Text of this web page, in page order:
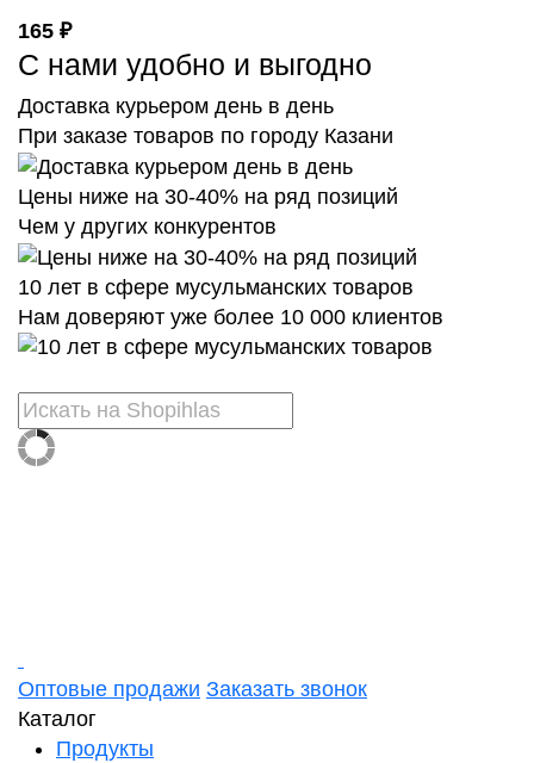
165 ₽
С нами удобно и выгодно
Доставка курьером день в день
При заказе товаров по городу Казани
Цены ниже на 30-40% на ряд позиций
Чем у других конкурентов
10 лет в сфере мусульманских товаров
Нам доверяют уже более 10 000 клиентов
Оптовые продажи Заказать звонок
Каталог
Продукты